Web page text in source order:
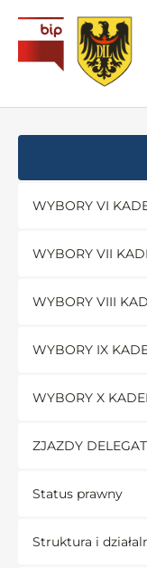
WYBORY VI
WYBORY VII
WYBORY VIII
WYBORY IX
WYBORY X
ZJAZDY
Status prawny
Struktura i